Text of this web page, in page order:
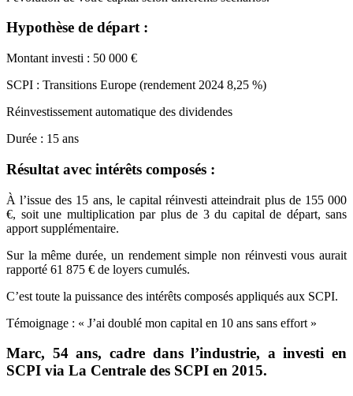
Hypothèse de départ :
Montant investi : 50 000 €
SCPI : Transitions Europe (rendement 2024 8,25 %)
Réinvestissement automatique des dividendes
Durée : 15 ans
Résultat avec intérêts composés :
À l’issue des 15 ans, le capital réinvesti atteindrait plus de 155 000
€, soit une multiplication par plus de 3 du capital de départ, sans
apport supplémentaire.
Sur la même durée, un rendement simple non réinvesti vous aurait
rapporté 61 875 € de loyers cumulés.
C’est toute la puissance des intérêts composés appliqués aux SCPI.
Témoignage : « J’ai doublé mon capital en 10 ans sans effort »
Marc, 54 ans, cadre dans l’industrie, a investi en
SCPI via La Centrale des SCPI en 2015.